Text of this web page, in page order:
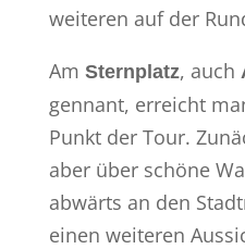
weiteren auf der
Am Sternplatz, auch
gennant, erreicht
Punkt der Tour.
aber über schöne
abwärts an den
einen weiteren